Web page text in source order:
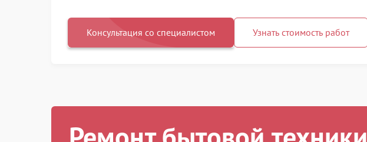
Консультация со специалистом Узнать стоимость работ